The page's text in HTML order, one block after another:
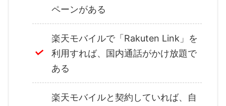
ペーンがある
楽天モバイルで「Rakuten Link」を
利用すれば、国内通話がかけ放題で
ある
楽天モバイルと契約していれば、自